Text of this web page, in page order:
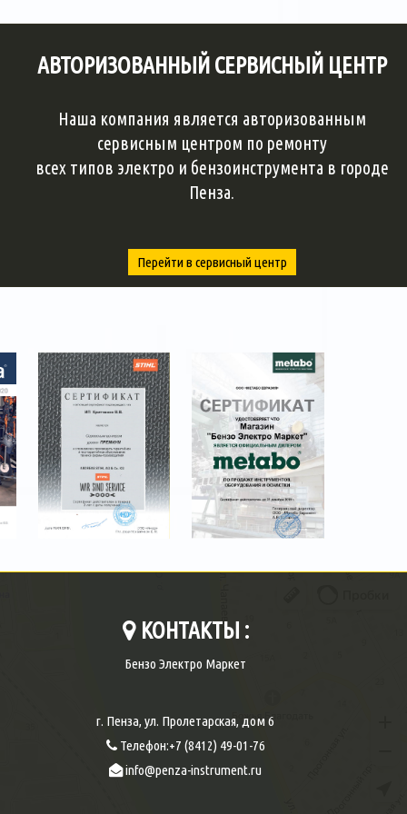
АВТОРИЗОВАННЫЙ СЕРВИСНЫЙ ЦЕНТР
Наша компания является авторизованным
сервисным центром по ремонту
всех типов электро и бензоинструмента в городе
Пенза.
Перейти в сервисный центр
КОНТАКТЫ :
Бензо Электро Маркет
г. Пенза,ул. Пролетарская, дом 6
Телефон:+7 (8412) 49-01-76
info@penza-instrument.ru